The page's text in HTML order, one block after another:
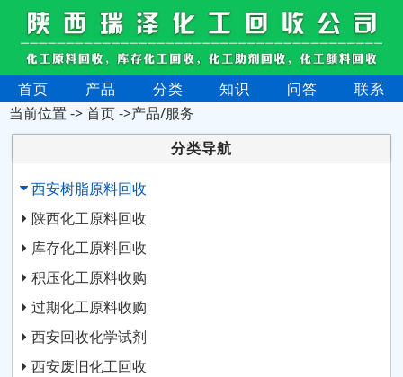
首页 产品 分类 知识 问答
联系
当前位置 ->首页->产品/服务
分类导航
西安树脂原料回收
陕西化工原料回收
库存化工原料回收
积压化工原料收购
过期化工原料收购
西安回收化学试剂
西安废旧化工回收